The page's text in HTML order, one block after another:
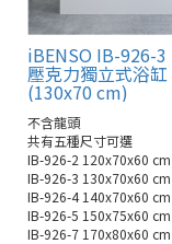
iBENSO IB-926-3
壓克力獨立式浴缸
(130x70 cm)
不含龍頭
共有五種尺寸可選
IB-926-2 120x70x60 cm
IB-926-3 130x70x60 cm
IB-926-4 140x70x60 cm
IB-926-5 150x75x60 cm
IB-926-7 170x80x60 cm